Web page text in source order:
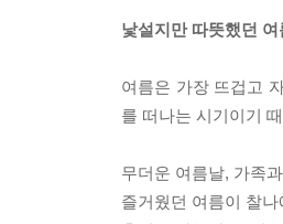
낯설지만 따뜻했던
여름은 가장 뜨겁고
를 떠나는 시기이기
무더운 여름날, 가족
즐거웠던 여름이 찰